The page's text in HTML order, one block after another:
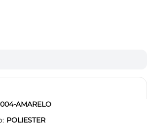
004-AMARELO
POLIESTER